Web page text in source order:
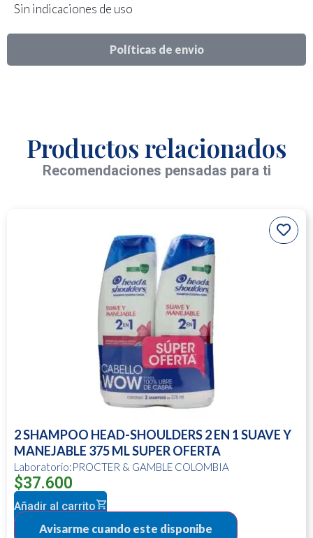
Políticas de envio
Sin indicaciones de uso
Productos relacionados
Recomendaciones pensadas para ti
2 SHAMPOO HEAD-SHOULDERS 2 EN 1 SUAVE Y
MANEJABLE 375 ML SUPER OFERTA
Laboratorio:PROCTER & GAMBLE COLOMBIA
$37.600
Añadir al carrito